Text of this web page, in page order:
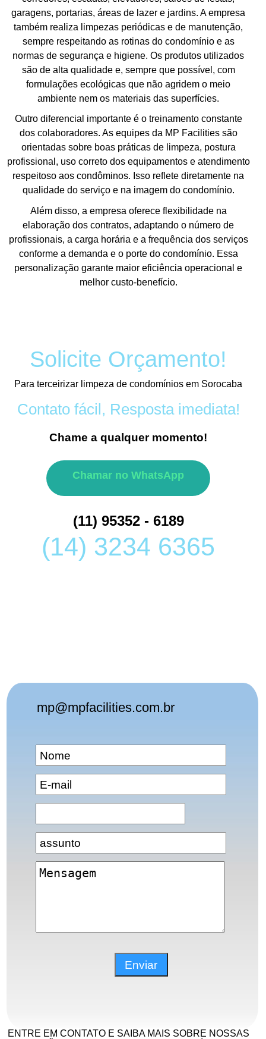
garagens, portarias, áreas de lazer e jardins. A empresa
também realiza limpezas periódicas e de manutenção,
sempre respeitando as rotinas do condomínio e as
normas de segurança e higiene. Os produtos utilizados
são de alta qualidade e, sempre que possível, com
formulações ecológicas que não agridem o meio
ambiente nem os materiais das superfícies.
Outro diferencial importante é o treinamento constante
dos colaboradores. As equipes da MP Facilities são
orientadas sobre boas práticas de limpeza, postura
profissional, uso correto dos equipamentos e atendimento
respeitoso aos condôminos. Isso reflete diretamente na
qualidade do serviço e na imagem do condomínio.
Além disso, a empresa oferece flexibilidade na
elaboração dos contratos, adaptando o número de
profissionais, a carga horária e a frequência dos serviços
conforme a demanda e o porte do condomínio. Essa
personalização garante maior eficiência operacional e
melhor custo-benefício.
Solicite Orçamento!
Para terceirizar limpeza de condomínios em Sorocaba
Contato fácil, Resposta imediata!
Chame a qualquer momento!
Chamar no WhatsApp
(11) 95352 - 6189
(14) 3234 6365
mp@mpfacilities.com.br
ENTRE EM CONTATO E SAIBA MAIS SOBRE NOSSAS